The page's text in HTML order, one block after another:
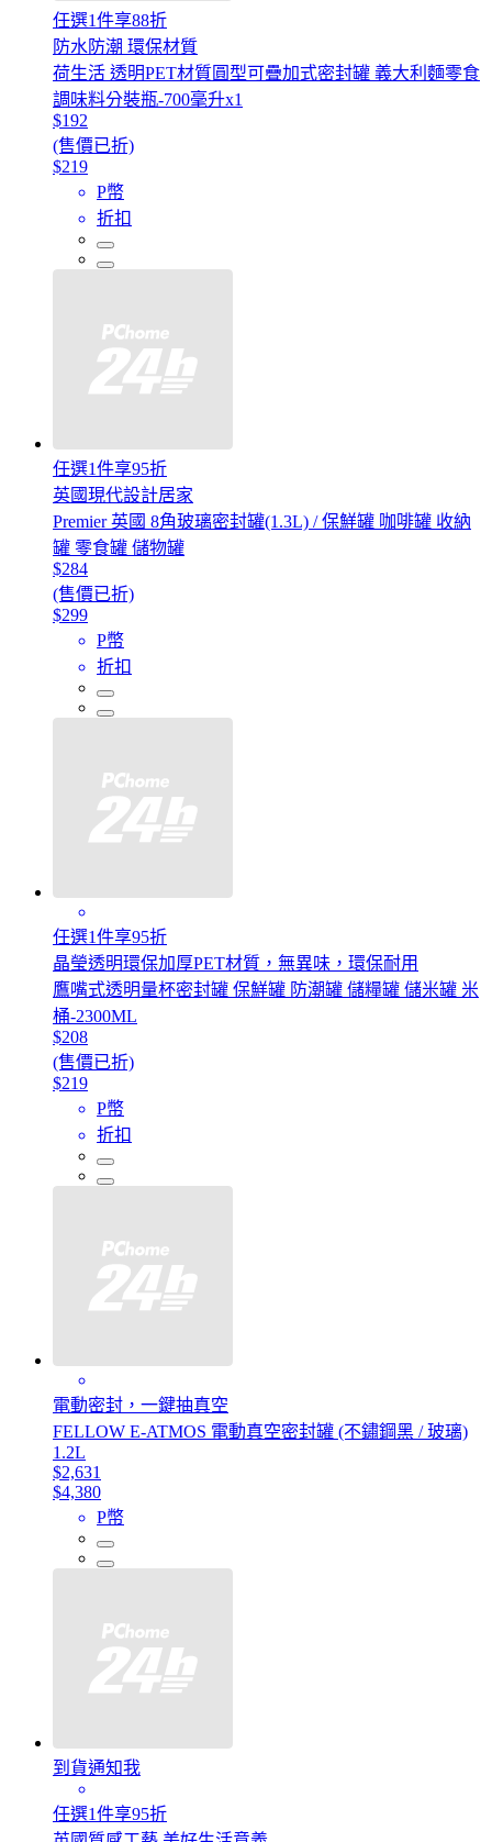
任選1件享88折
防水防潮 環保材質
荷生活 透明PET材質圓型可疊加式密封罐 義大利麵零食
調味料分裝瓶-700毫升x1
$192
(售價已折)
$219
P幣
折扣
任選1件享95折
英國現代設計居家
Premier 英國 8角玻璃密封罐(1.3L) / 保鮮罐 咖啡罐 收納
罐 零食罐 儲物罐
$284
(售價已折)
$299
P幣
折扣
任選1件享95折
晶瑩透明環保加厚PET材質，無異味，環保耐用
鷹嘴式透明量杯密封罐 保鮮罐 防潮罐 儲糧罐 儲米罐 米
桶-2300ML
$208
(售價已折)
$219
P幣
折扣
電動密封，一鍵抽真空
FELLOW E-ATMOS 電動真空密封罐 (不鏽鋼黑 / 玻璃)
1.2L
$2,631
$4,380
P幣
到貨通知我
任選1件享95折